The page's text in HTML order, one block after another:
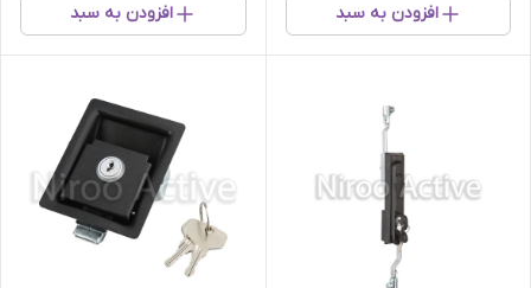
افزودن به سبد افزودن به سبد